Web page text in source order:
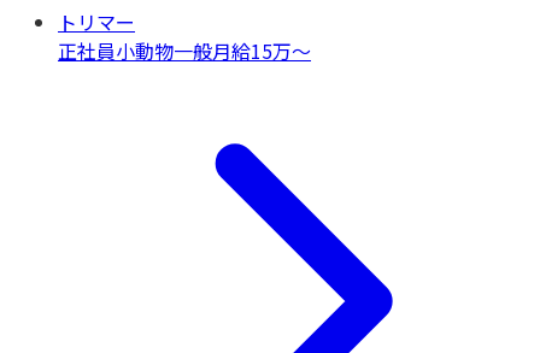
トリマー
正社員小動物一般月給15万〜